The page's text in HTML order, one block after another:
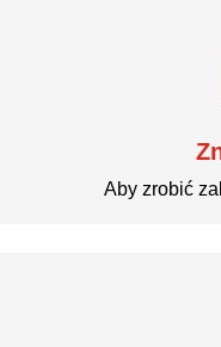
Aby zrobić